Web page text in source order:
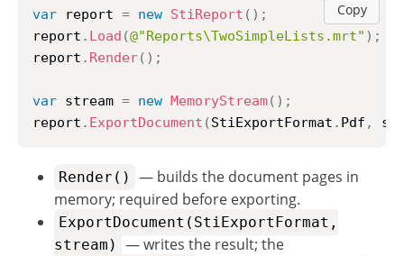
Copy
var report = new StiReport ( ) ;
report . Load (@"Reports\TwoSimpleLists.mrt" ) ;
report . Render( ) ;
var stream = new MemoryStream( ) ;
report . ExportDocument (StiExportFormat . Pdf ,
Render()
— builds the document pages in
memory; required before exporting.
ExportDocument(StiExportFormat,
stream)
— writes the result; the